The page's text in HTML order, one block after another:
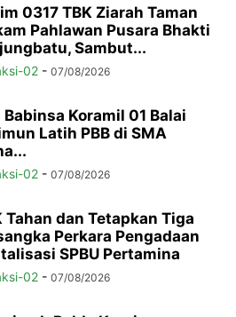
0317 TBK Ziarah Taman
Pahlawan Pusara Bhakti
Sambut...
02 - 07/08/2026
Babinsa Koramil 01 Balai
Latih PBB di SMA
02 - 07/08/2026
Tahan dan Tetapkan Tiga
Perkara Pengadaan
SPBU Pertamina
02 - 07/08/2026